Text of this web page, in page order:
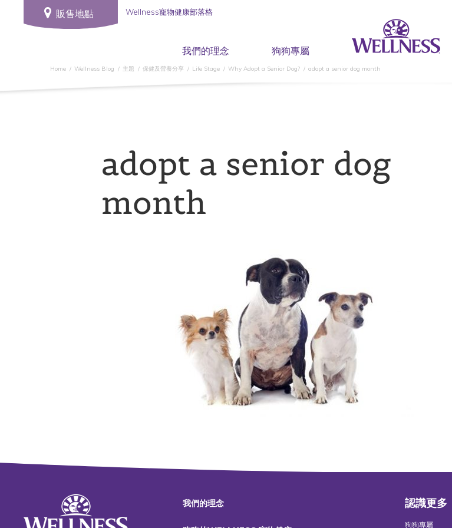
販售地點 Wellness寵物健康部落格
我們的理念 狗狗專屬
Home Wellness Blog 主題 保健及營養分享 Life Stage Why Adopt a Senior Dog? adopt a senior dog month
adopt a senior dog
month
我們的理念 認識更多
狗狗專屬